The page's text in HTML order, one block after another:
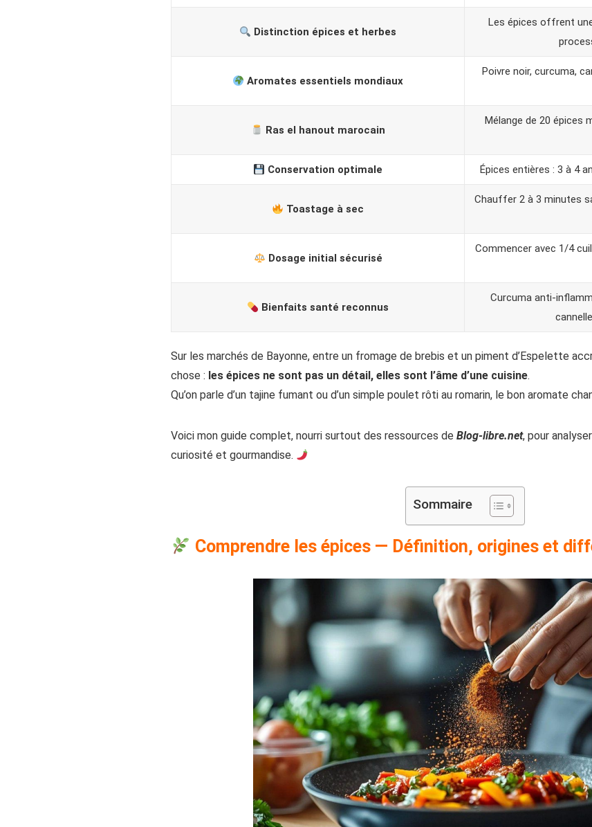
Distinction épices et herbes
Les épices offrent
Aromates essentiels mondiaux
Poivre noir, curcuma,
Ras el hanout marocain
Mélange de 20 épices
Conservation optimale Épices entières : 3 à 4
Toastage à sec
Chauffer 2 à 3 minutes
Dosage initial sécurisé
Commencer avec 1/4
Bienfaits santé reconnus
Curcuma anti-
Sur les marchés de Bayonne, entre un fromage de brebis et un piment d’Espelette
chose : les épices ne sont pas un détail, elles sont l’âme d’une cuisine.
Qu’on parle d’un tajine fumant ou d’un simple poulet rôti au romarin, le bon aromate
Voici mon guide complet, nourri surtout des ressources de Blog-libre.net, pour
curiosité et gourmandise.
Sommaire
Comprendre les épices — Définition, origines et